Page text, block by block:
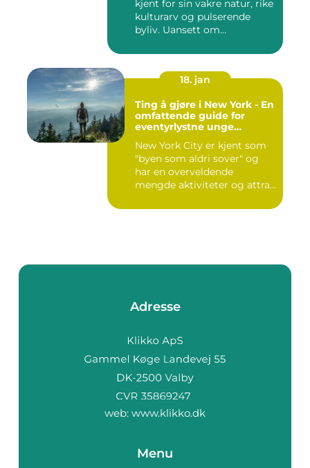
kjent for sin vakre natur, rike
kulturarv og pulserende
byliv. Uansett om...
18. jan
Ting å gjøre i New York - En
omfattende guide for
eventyrlystne unge
New York City er kjent som
"byen som aldri sover" og
har en overveldende
mengde aktiviteter og attra...
Adresse
web: www.klikko.dk
Menu